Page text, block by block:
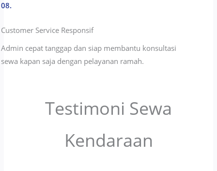
08.
Customer Service Responsif
Admin cepat tanggap dan siap membantu konsultasi
sewa kapan saja dengan pelayanan ramah.
Testimoni Sewa
Kendaraan